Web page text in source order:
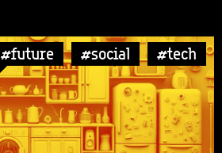
#future #social #tech